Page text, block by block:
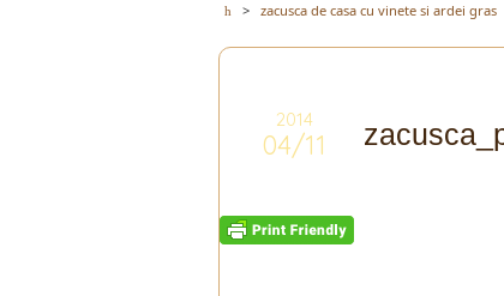
> zacusca de casa cu vinete si ardei gras
2014
04/11